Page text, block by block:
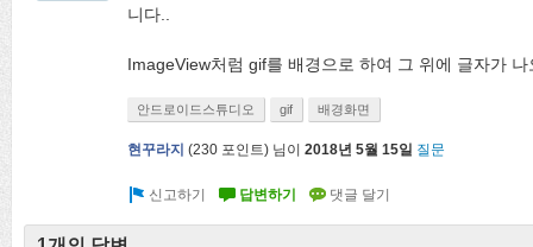
니다..
ImageView처럼 gif를 배경으로 하여 그 위에 글자가
안드로이드스튜디오 gif 배경화면
현꾸라지 (230 포인트) 님이 2018년 5월 15일 질문